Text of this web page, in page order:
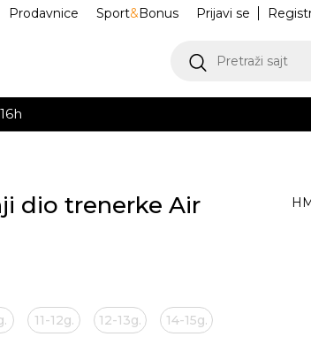
Prijavi se
Prodavnice Sport&Bonus
Pretraži sajt
dio trenerke Air
11-12g. 12-13g. 14-15g.